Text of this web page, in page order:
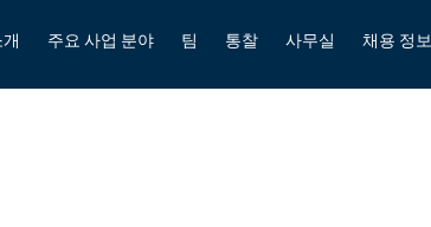
주요 사업 분야 팀 통찰 사무실 채용 정보